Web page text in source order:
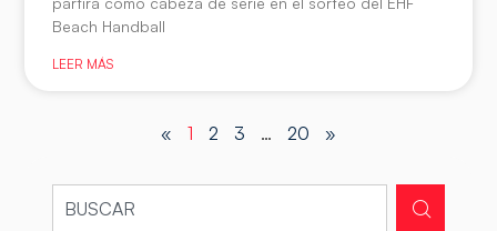
Beach Handball
LEER MÁS
« 1 2 3 … 20 »